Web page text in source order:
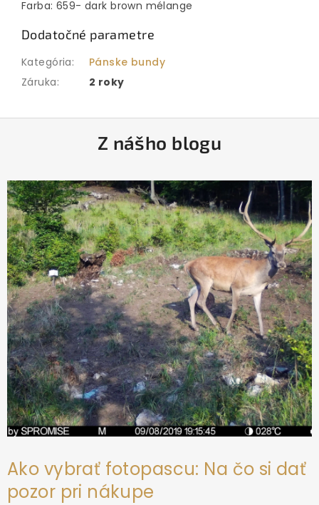
Farba: 659- dark brown mélange
Dodatočné parametre
Kategória:
Pánske bundy
Záruka: 2 roky
ä
e
Z nášho blogu
Ako vybrať fotopascu: Na čo si dať
pozor pri nákupe